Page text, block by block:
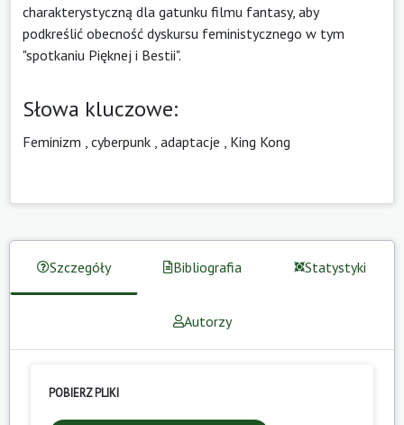
charakterystyczną dla gatunku filmu fantasy, aby
podkreślić obecność dyskursu feministycznego w tym
"spotkaniu Pięknej i Bestii".
Słowa kluczowe:
Feminizm cyberpunk adaptacje King Kong
Szczegóły Bibliografia Statystyki
Autorzy
POBIERZ PLIKI